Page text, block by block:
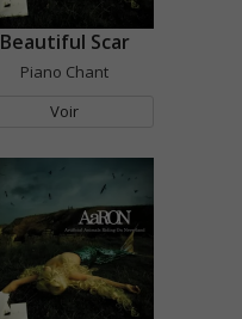
Beautiful Scar
Piano Chant
Voir